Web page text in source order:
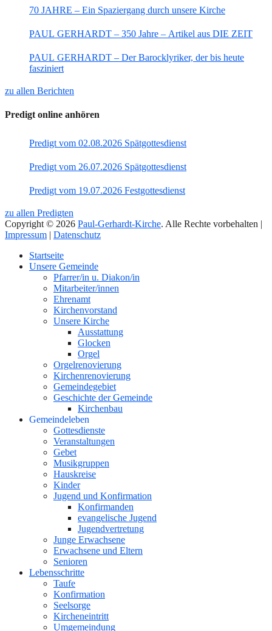
70 JAHRE – Ein Spaziergang durch unsere Kirche
PAUL GERHARDT – 350 Jahre – Artikel aus DIE ZEIT
PAUL GERHARDT – Der Barocklyriker, der bis heute
fasziniert
zu allen Berichten
Predigt online anhören
Predigt vom 02.08.2026 Spätgottesdienst
Predigt vom 26.07.2026 Spätgottesdienst
Predigt vom 19.07.2026 Festgottesdienst
zu allen Predigten
Copyright © 2026 Paul-Gerhardt-Kirche. Alle Rechte vorbehalten |
Impressum | Datenschutz
oben
Startseite
Unsere Gemeinde
Pfarrer/in u. Diakon/in
Mitarbeiter/innen
Ehrenamt
Kirchenvorstand
Unsere Kirche
Ausstattung
Glocken
Orgel
Orgelrenovierung
Kirchenrenovierung
Gemeindegebiet
Geschichte der Gemeinde
Kirchenbau
Gemeindeleben
Gottesdienste
Veranstaltungen
Gebet
Musikgruppen
Hauskreise
Kinder
Jugend und Konfirmation
Konfirmanden
evangelische Jugend
Jugendvertretung
Junge Erwachsene
Erwachsene und Eltern
Senioren
Lebensschritte
Taufe
Konfirmation
Seelsorge
Kircheneintritt
Umgemeindung